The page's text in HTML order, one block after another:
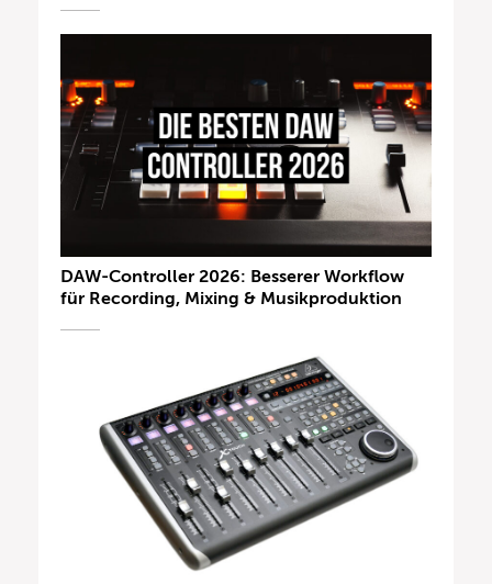
DAW-Controller 2026: Besserer Workflow
für Recording, Mixing & Musikproduktion